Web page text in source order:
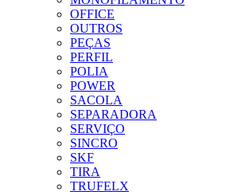
OFFICE
OUTROS
PEÇAS
PERFIL
POLIA
POWER
SACOLA
SEPARADORA
SERVIÇO
SINCRO
SKF
TIRA
TRUFELX